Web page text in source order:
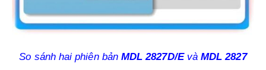
So sánh hai phiên bản MDL 2827D/EvàMDL 2827